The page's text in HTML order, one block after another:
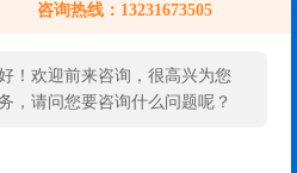
咨询热线：13231673505
！欢迎前来咨询，很高兴为您
，请问您要咨询什么问题呢？
联系我们
24小时热线：